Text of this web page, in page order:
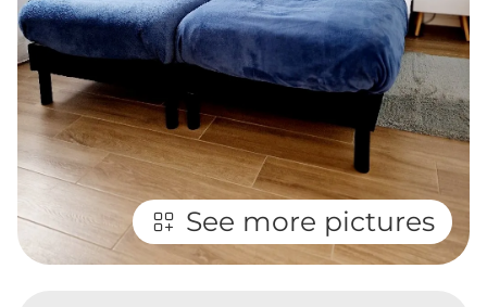
See more pictures